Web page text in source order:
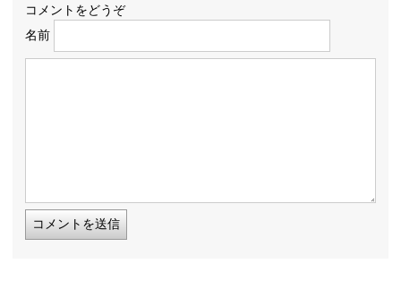
コメントをどうぞ
名前